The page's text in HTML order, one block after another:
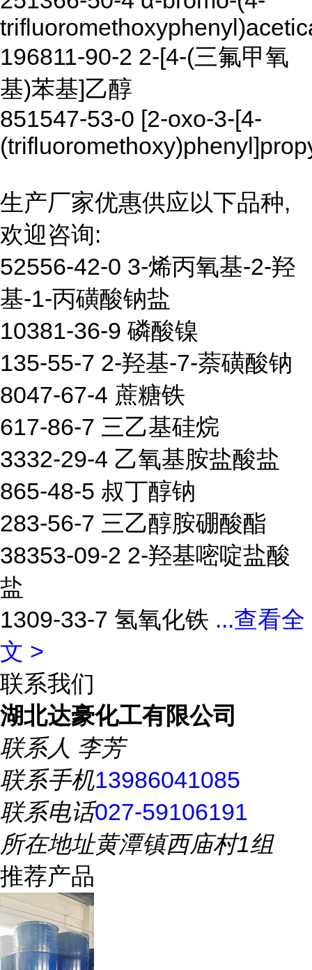
196811-90-2 2-[4-(三氟甲氧
基)苯基]乙醇
851547-53-0 [2-oxo-3-[4-
生产厂家优惠供应以下品种,
欢迎咨询:
52556-42-0 3-烯丙氧基-2-羟
基-1-丙磺酸钠盐
10381-36-9 磷酸镍
135-55-7 2-羟基-7-萘磺酸钠
8047-67-4 蔗糖铁
617-86-7 三乙基硅烷
3332-29-4 乙氧基胺盐酸盐
865-48-5 叔丁醇钠
283-56-7 三乙醇胺硼酸酯
38353-09-2 2-羟基嘧啶盐酸
盐
1309-33-7 氢氧化铁 ...查看全
文 >
联系我们
湖北达豪化工有限公司
联系人 李芳
联系手机13986041085
联系电话027-59106191
所在地址黄潭镇西庙村1组
推荐产品